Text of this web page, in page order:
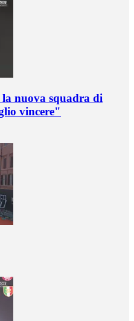
nuova squadra di
vincere"